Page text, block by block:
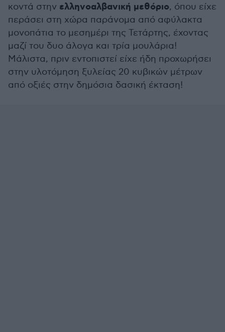
κοντά στην ελληνοαλβανική μεθόριο, όπου είχε
περάσει στη χώρα παράνομα από αφύλακτα
μονοπάτια το μεσημέρι της Τετάρτης, έχοντας
μαζί του δυο άλογα και τρία μουλάρια!
Μάλιστα, πριν εντοπιστεί είχε ήδη προχωρήσει
στην υλοτόμηση ξυλείας 20 κυβικών μέτρων
από οξιές στην δημόσια δασική έκταση!